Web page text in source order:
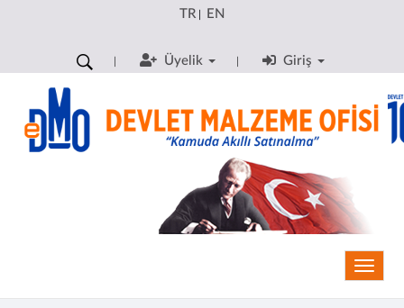
TR| EN
Üyelik Giriş